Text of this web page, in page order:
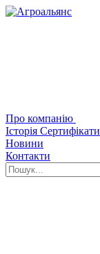
Про компанію
Історія Сертифікати
Новини
Контакти